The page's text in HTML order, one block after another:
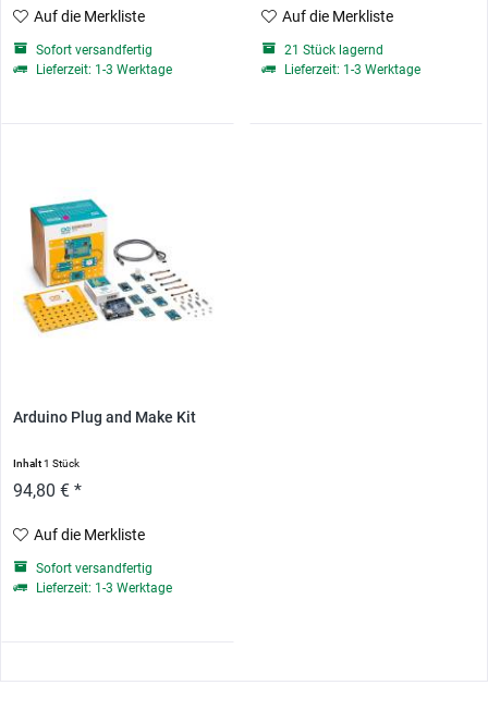
Auf die Merkliste
Sofort versandfertig
Lieferzeit: 1-3 Werktage
Auf die Merkliste
21 Stück lagernd
Lieferzeit: 1-3 Werktage
Arduino Plug and Make Kit
Inhalt1 Stück
94,80 € *
Auf die Merkliste
Sofort versandfertig
Lieferzeit: 1-3 Werktage